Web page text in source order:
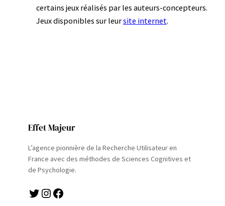
certains jeux réalisés par les auteurs-concepteurs.
Jeux disponibles sur leursite internet.
Effet Majeur
L’agence pionnière de la Recherche Utilisateur en
France avec des méthodes de Sciences Cognitives et
de Psychologie.
Twitter Instagram Facebook